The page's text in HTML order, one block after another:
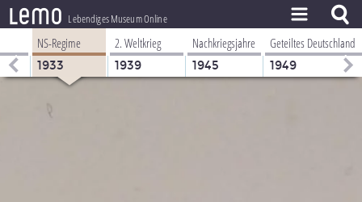
lemo Lebendiges Museum Online
ZEITSTRAHL
THEMEN
ZEITZEUGEN
NS-Regime
1933
2. Weltkrieg
1939
Nachkriegsjahre
1945
Geteiltes Deutschland
1949